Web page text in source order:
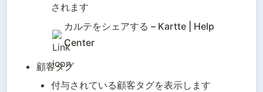
されます
カルテをシェアする – Kartte | Help
Center
顧客タグ
付与されている顧客タグを表示します